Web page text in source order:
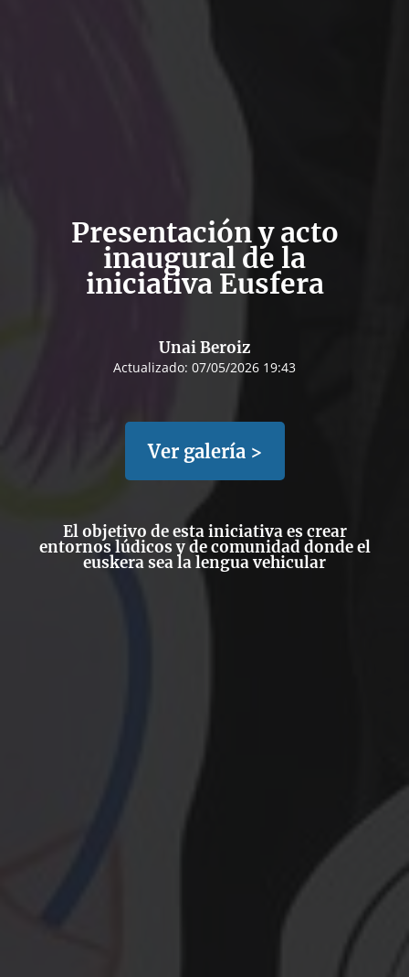
Presentación y acto
inaugural de la
iniciativa Eusfera
Unai Beroiz
Actualizado: 07/05/2026 19:43
Ver galería >
El objetivo de esta iniciativa es crear
entornos lúdicos y de comunidad donde el
euskera sea la lengua vehicular